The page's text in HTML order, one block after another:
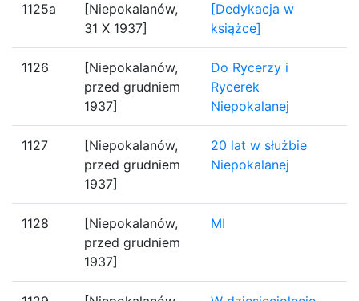
1125a
[Niepokalanów,
31 X 1937]
[Dedykacja w
książce]
1126
[Niepokalanów,
przed grudniem
1937]
Do Rycerzy i
Rycerek
Niepokalanej
1127
[Niepokalanów,
przed grudniem
1937]
20 lat w służbie
Niepokalanej
1128
[Niepokalanów,
przed grudniem
1937]
MI